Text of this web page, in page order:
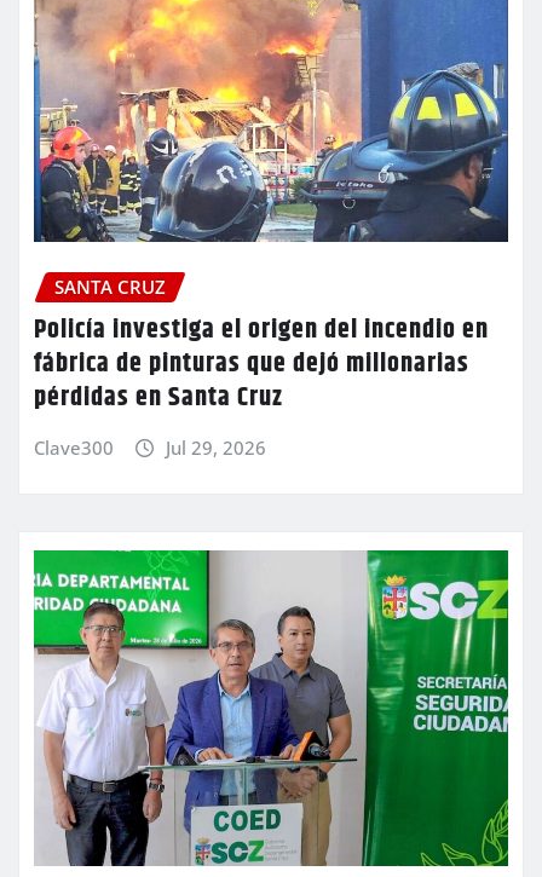
SANTA CRUZ
Policía investiga el origen del incendio en
fábrica de pinturas que dejó millonarias
pérdidas en Santa Cruz
Clave300 Jul 29, 2026